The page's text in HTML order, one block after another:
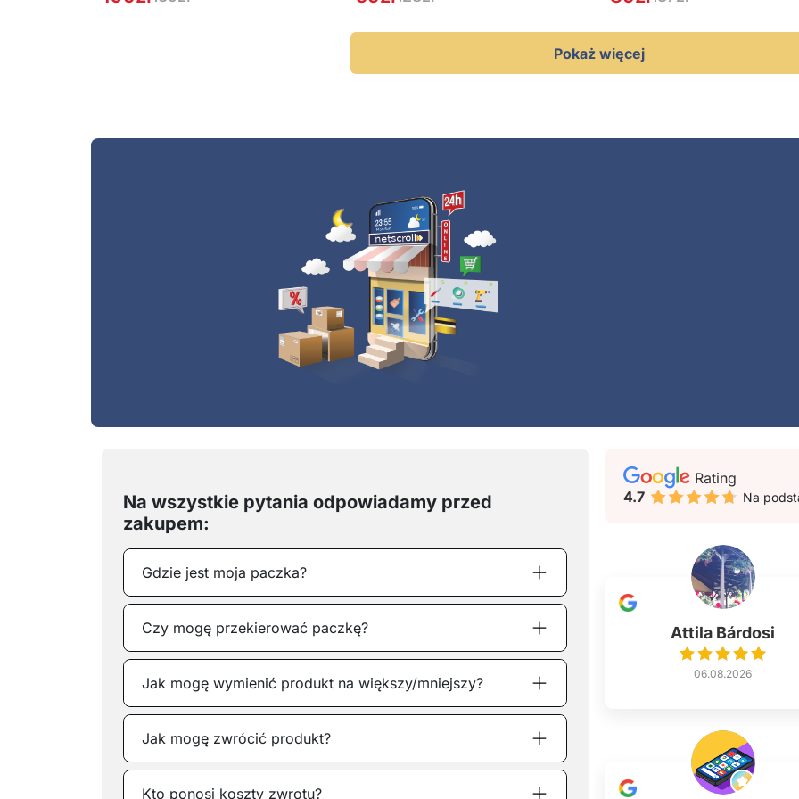
Pokaż więcej
Na wszystkie pytania odpowiadamy przed
zakupem:
Gdzie jest moja paczka?
Czy ​mogę przekierować paczkę?
Jak mogę wymienić produkt na większy/mniejszy?
Jak mogę zwrócić produkt?
Kto ponosi koszty zwrotu?
Rating
4.7
Na
Attila Bárdosi
06.08.2026